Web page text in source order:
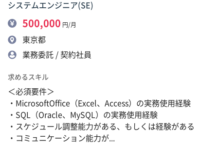
システムエンジニア(SE)
500,000 円/月
東京都
業務委託 / 契約社員
求めるスキル
＜必須要件＞
・MicrosoftOffice（Excel、Access）の実務使用経験
・SQL（Oracle、MySQL）の実務使用経験
・スケジュール調整能力がある、もしくは経験がある
・コミュニケーション能力が...